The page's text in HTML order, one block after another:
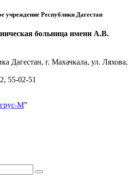
учреждение Республики Дагестан
больница имени А.В.
Дагестан, г. Махачкала, ул. Ляхова,
55-02-51
М”